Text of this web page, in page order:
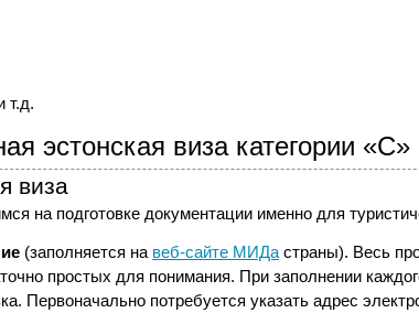
т.д.
эстонская виза категории «С»
виза
на подготовке документации именно для
(заполняется на веб-сайте МИДастраны). Весь
простых для понимания. При заполнении
Первоначально потребуется указать адрес